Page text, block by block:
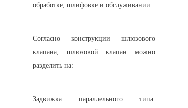
обработке, шлифовке и обслуживании.
Согласно конструкции шлюзового
клапана, шлюзовой клапан можно
разделить на:
Задвижка параллельного типа: